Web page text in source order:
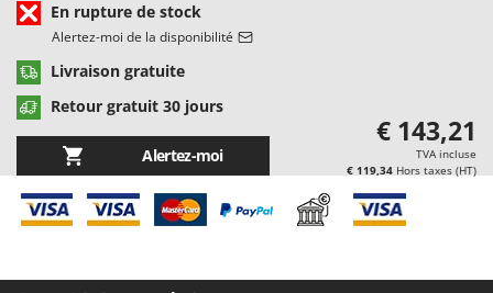
Coupe-bordures - Trimmers
Coupe-branches
Couveuses à œufs
Cultivateurs Tiller à ressorts - Extirpateurs
D
Débroussailleuses
Décompacteurs agricoles
Déplaqueuses de gazon
Bertolini Pumps
Besser Vacuum
Bestway
Beta tools
Bissell
Black & Decker
BlackStone
Bomet
En rupture de stock
Alertez-moi de la disponibilité
Livraison gratuite
Retour gratuit 30 jours
Alertez-moi
€ 143,21
TVA incluse
€ 119,34 Hors taxes (HT)